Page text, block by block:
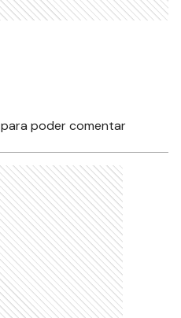
para poder comentar